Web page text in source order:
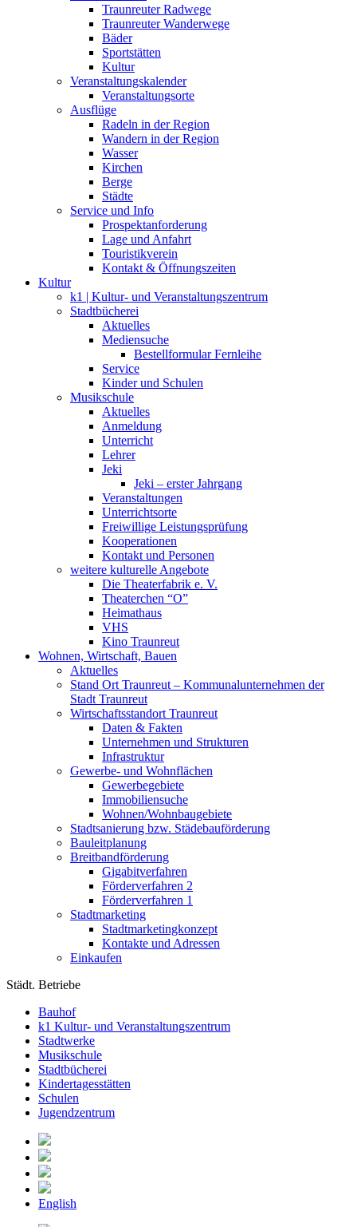
Traunreuter Radwege
Traunreuter Wanderwege
Bäder
Sportstätten
Kultur
Veranstaltungskalender
Veranstaltungsorte
Ausflüge
Radeln in der Region
Wandern in der Region
Wasser
Kirchen
Berge
Städte
Service und Info
Prospektanforderung
Lage und Anfahrt
Touristikverein
Kontakt & Öffnungszeiten
Kultur
k1 | Kultur- und Veranstaltungszentrum
Stadtbücherei
Aktuelles
Mediensuche
Bestellformular Fernleihe
Service
Kinder und Schulen
Musikschule
Aktuelles
Anmeldung
Unterricht
Lehrer
Jeki
Jeki – erster Jahrgang
Veranstaltungen
Unterrichtsorte
Freiwillige Leistungsprüfung
Kooperationen
Kontakt und Personen
weitere kulturelle Angebote
Die Theaterfabrik e. V.
Theaterchen “O”
Heimathaus
VHS
Kino Traunreut
Wohnen, Wirtschaft, Bauen
Aktuelles
Stand Ort Traunreut – Kommunalunternehmen der
Stadt Traunreut
Wirtschaftsstandort Traunreut
Daten & Fakten
Unternehmen und Strukturen
Infrastruktur
Gewerbe- und Wohnflächen
Gewerbegebiete
Immobiliensuche
Wohnen/Wohnbaugebiete
Stadtsanierung bzw. Städebauförderung
Bauleitplanung
Breitbandförderung
Gigabitverfahren
Förderverfahren 2
Förderverfahren 1
Stadtmarketing
Stadtmarketingkonzept
Kontakte und Adressen
Einkaufen
Städt. Betriebe
Bauhof
k1 Kultur- und Veranstaltungszentrum
Stadtwerke
Musikschule
Stadtbücherei
Kindertagesstätten
Schulen
Jugendzentrum
English